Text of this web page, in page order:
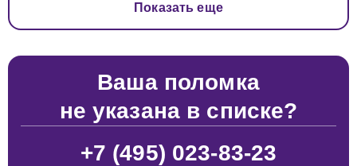
Показать еще
Ваша поломка
не указана в списке?
+7 (495) 023-83-23